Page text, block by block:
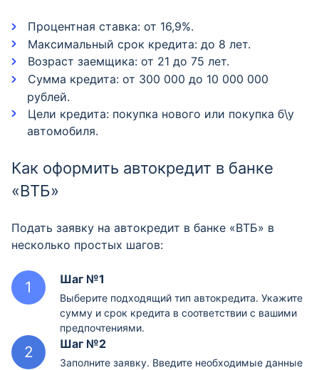
Процентная ставка: от 16,9%.
Максимальный срок кредита: до 8 лет.
Возраст заемщика: от 21 до 75 лет.
Сумма кредита: от 300 000 до 10 000 000
рублей.
Цели кредита: покупка нового или покупка б\у
автомобиля.
Как оформить автокредит в банке
«ВТБ»
Подать заявку на автокредит в банке «ВТБ» в
несколько простых шагов:
Шаг №1
Выберите подходящий тип автокредита. Укажите
сумму и срок кредита в соответствии с вашими
предпочтениями.
Шаг №2
Заполните заявку. Введите необходимые данные